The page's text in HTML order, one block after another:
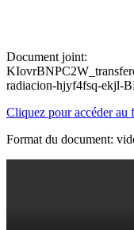
Document joint:
radiacion-hjyf4fsq-ekjl-
Cliquez pour accéder au
Format du document: